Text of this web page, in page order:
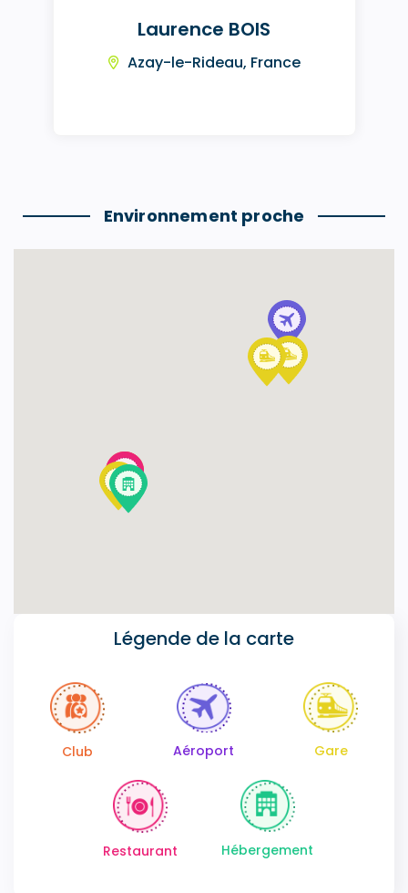
Laurence BOIS
Azay-le-Rideau, France
Environnement proche
Légende de la carte
Club Aéroport Gare
Restaurant Hébergement